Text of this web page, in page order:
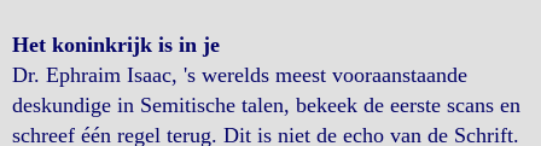
Het koninkrijk is in je
Dr. Ephraim Isaac, 's werelds meest vooraanstaande
deskundige in Semitische talen, bekeek de eerste scans en
schreef één regel terug. Dit is niet de echo van de Schrift.